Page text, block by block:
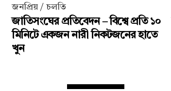
জনপ্রিয় / চলতি
জাতিসংঘের প্রতিবেদন – বিশ্বে প্রতি ১০
মিনিটে একজন নারী নিকটজনের হাতে
খুন